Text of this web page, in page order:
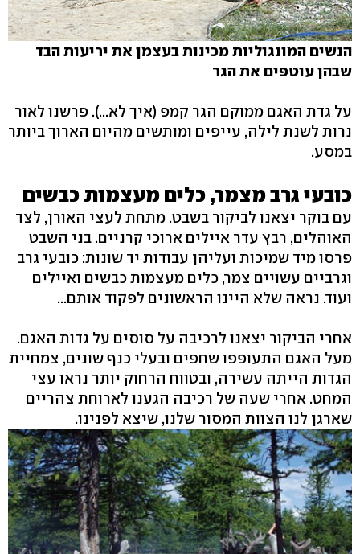
הנשים המונגוליות מכינות בעצמן את יריעות הבד
שבהן עוטפים את הגר
על גדת האגם ממוקם הגר קמפ (איך לא...). פרשנו לאור
נרות לשנת לילה, עייפים ומותשים מהיום הארוך ביותר
במסע.
כובעי גרב מצמר, כלים מעצמות כבשים
עם בוקר יצאנו לביקור בשבט. מתחת לעצי האורן, לצד
האוהלים, רבץ עדר איילים ארוכי קרניים. בני השבט
פרסו מיד שמיכות ועליהן עבודות יד שונות: כובעי גרב
וגרביים עשויים צמר, כלים מעצמות כבשים ואיילים
ועוד. נראה שלא היינו הראשונים לפקוד אותם...
אחרי הביקור יצאנו לרכיבה על סוסים על גדות האגם.
מעל האגם התעופפו שחפים ובעלי כנף שונים, צמחיית
הגדות הייתה עשירה, ובטווח הרחוק יותר נראו עצי
המחט. אחרי שעה של רכיבה הגענו לארוחת צהריים
שארגן לנו הצוות המסור שלנו, שיצא לפנינו.